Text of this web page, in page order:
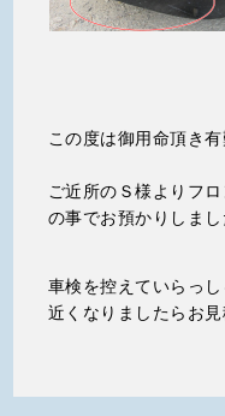
この度は御用命頂き有
ご近所のＳ様よりフ
の事でお預かりしま
車検を控えていらっ
近くなりましたらお